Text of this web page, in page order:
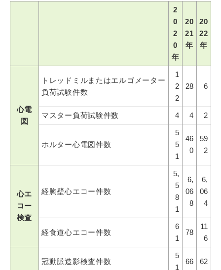
2
0
2
0
年
20
21
年
20
22
年
心電
図
トレッドミルまたはエルゴメーター
負荷試験件数
1
2
2
28 6
マスター負荷試験件数 4 4 2
ホルター心電図件数
5
5
1
46
0
59
2
心エ
コー
検査
経胸壁心エコー件数
5,
5
8
1
6,
06
8
6,
06
4
経食道心エコー件数
6
1
78
11
6
冠動脈造影検査件数
5
1
66
62